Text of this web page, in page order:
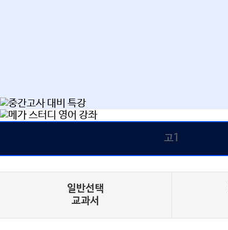
고1
일반선택
교과서